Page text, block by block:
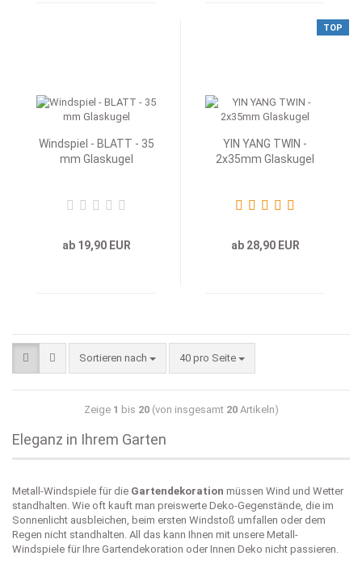
Windspiel - BLATT - 35
mm Glaskugel
ab 19,90 EUR
TOP
YIN YANG TWIN -
2x35mm Glaskugel
ab 28,90 EUR
Sortieren nach 40 pro Seite
Zeige 1 bis 20(von insgesamt 20Artikeln)
Eleganz in Ihrem Garten
Metall-Windspiele für die Gartendekoration müssen Wind und Wetter
standhalten. Wie oft kauft man preiswerte Deko-Gegenstände, die im
Sonnenlicht ausbleichen, beim ersten Windstoß umfallen oder dem
Regen nicht standhalten. All das kann Ihnen mit unsere Metall-
Windspiele für Ihre Gartendekoration oder Innen Deko nicht passieren.